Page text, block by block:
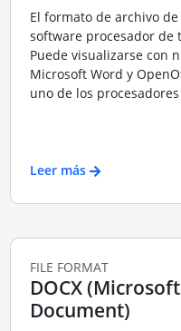
El formato de archivo
software procesador de
Puede visualizarse con
Microsoft Word y
uno de los
Leer más
FILE FORMAT
DOCX
Document)